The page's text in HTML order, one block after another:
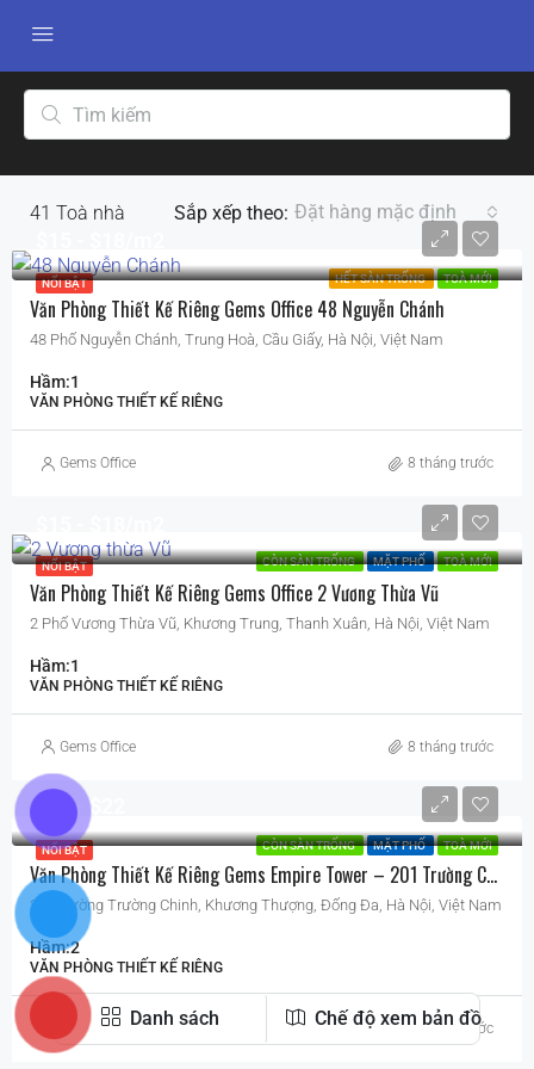
41 Toà nhà Sắp xếp theo: Đặt hàng mặc định
NỔI BẬT HẾT SÀN TRỐNG TOÀ MỚI
Văn Phòng Thiết Kế Riêng Gems Office 48 Nguyễn Chánh
48 Phố Nguyễn Chánh, Trung Hoà, Cầu Giấy, Hà Nội, Việt Nam
Hầm:1
VĂN PHÒNG THIẾT KẾ RIÊNG
Gems Office 8 tháng trước
NỔI BẬT CÒN SÀN TRỐNG MẶT PHỐ TOÀ MỚI
Văn Phòng Thiết Kế Riêng Gems Office 2 Vương Thừa Vũ
2 Phố Vương Thừa Vũ, Khương Trung, Thanh Xuân, Hà Nội, Việt Nam
Hầm:1
VĂN PHÒNG THIẾT KẾ RIÊNG
Gems Office 8 tháng trước
NỔI BẬT CÒN SÀN TRỐNG MẶT PHỐ TOÀ MỚI
$18 $22
Văn Phòng Thiết Kế Riêng Gems Empire Tower – 201 Trường Chinh
201 Đường Trường Chinh, Khương Thượng, Đống Đa, Hà Nội, Việt Nam
Hầm:2
VĂN PHÒNG THIẾT KẾ RIÊNG
Gems Office 8 tháng trước
Danh sách Chế độ xem bản đồ